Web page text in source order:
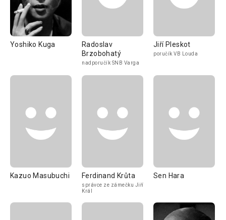
Yoshiko Kuga
Radoslav
Brzobohatý
nadporučík SNB Varga
Jiří Pleskot
poručík VB Louda
Kazuo Masubuchi Ferdinand Krůta
správce ze zámečku Jiří
Král
Sen Hara